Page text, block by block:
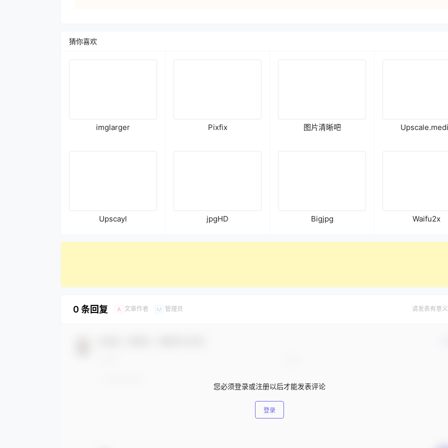
猜你喜欢
imglarger Pixfix 图片清晰吧
Upscayl jpgHD Bigjpg Waifu2x
0 条回复 A 文章作者 M 管理员 请发表有意
您必须登录或注册以后才能发表评论
登录